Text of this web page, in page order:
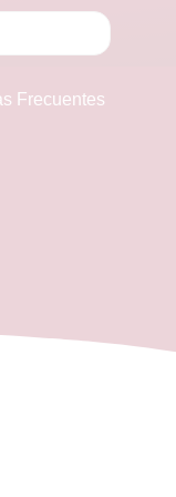
Frecuentes